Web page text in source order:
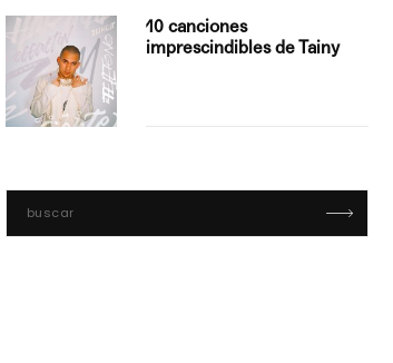
10 canciones
imprescindibles de Tainy